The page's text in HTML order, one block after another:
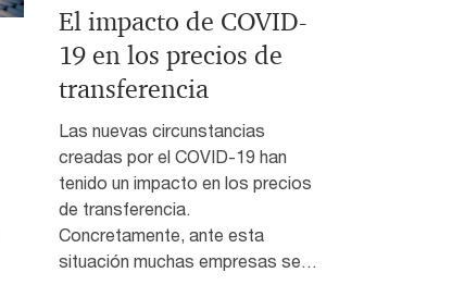
El impacto de COVID-
19 en los precios de
transferencia
Las nuevas circunstancias
creadas por el COVID-19 han
tenido un impacto en los precios
de transferencia.
Concretamente, ante esta
situación muchas empresas se…